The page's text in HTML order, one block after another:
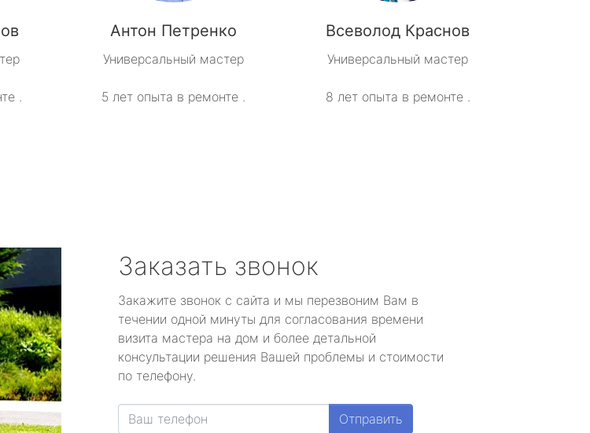
.
Антон Петренко
Универсальный мастер
5 лет опыта в ремонте .
Всеволод Краснов
Универсальный мастер
8 лет опыта в ремонте .
Заказать звонок
Закажите звонок с сайта и мы перезвоним Вам в
течении одной минуты для согласования времени
визита мастера на дом и более детальной
консультации решения Вашей проблемы и стоимости
по телефону.
Отправить